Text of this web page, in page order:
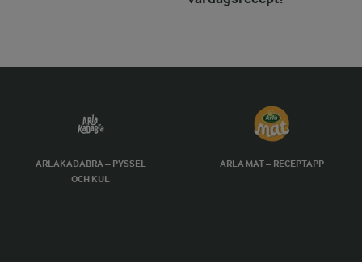
ARLAKADABRA – PYSSEL
OCH KUL
ARLA MAT – RECEPTAPP